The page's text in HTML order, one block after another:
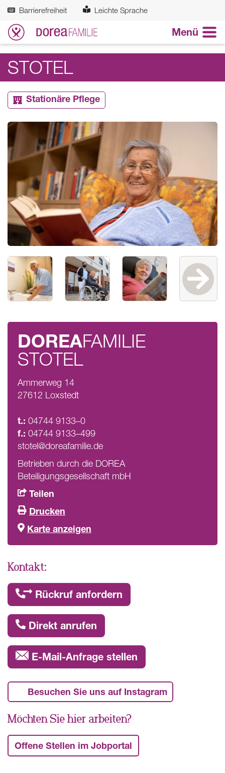
Zum Hauptinhalt springen
Barrierefreiheit Leichte Sprache
Menü
STOTEL
Stationäre Pflege
DOREAFAMILIE
STOTEL
Ammerweg 14
27612 Loxstedt
t.: 04744 9133–0
f.: 04744 9133–499
stotel@doreafamilie.de
Betrieben durch die DOREA
Beteiligungsgesellschaft mbH
Teilen
Drucken
Karte anzeigen
Kontakt:
Rückruf anfordern
Direkt anrufen
E-Mail-Anfrage stellen
Besuchen Sie uns auf Instagram
Möchten Sie hier arbeiten?
Offene Stellen im Jobportal